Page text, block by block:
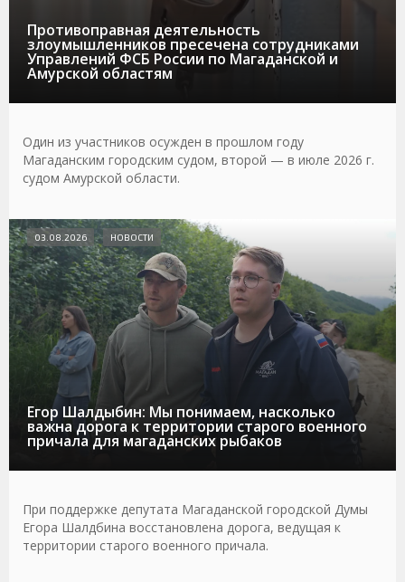
Противоправная деятельность
злоумышленников пресечена сотрудниками
Управлений ФСБ России по Магаданской и
Амурской областям
Один из участников осужден в прошлом году
Магаданским городским судом, второй — в июле 2026 г.
судом Амурской области.
Егор Шалдыбин: Мы понимаем, насколько
важна дорога к территории старого военного
причала для магаданских рыбаков
03.08.2026 НОВОСТИ
При поддержке депутата Магаданской городской Думы
Егора Шалдбина восстановлена дорога, ведущая к
территории старого военного причала.